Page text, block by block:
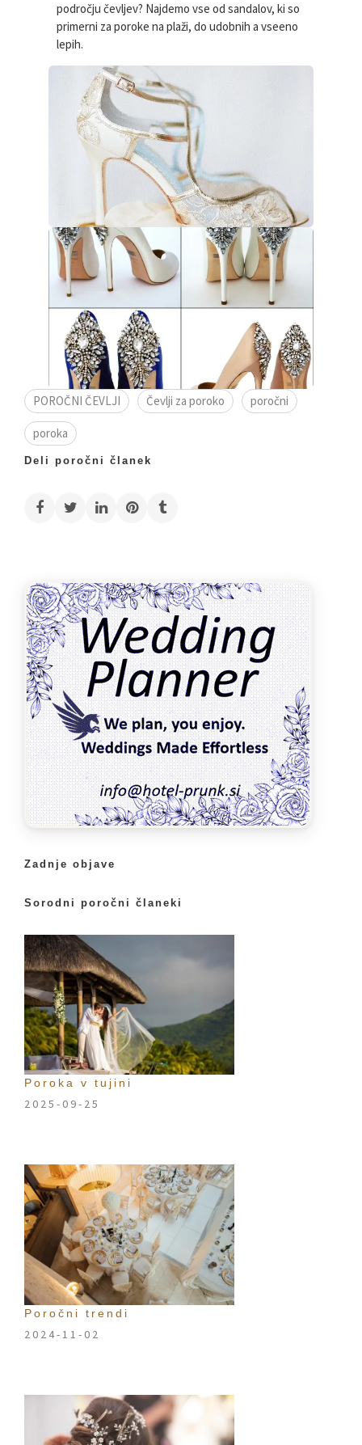
področju čevljev? Najdemo vse od sandalov, ki so
primerni za poroke na plaži, do udobnih a vseeno
lepih.
POROČNI ČEVLJI Čevlji za poroko poročni
poroka
Deli poročni članek
Zadnje objave
Sorodni poročni članeki
Poroka v tujini
2025-09-25
Poročni trendi
2024-11-02